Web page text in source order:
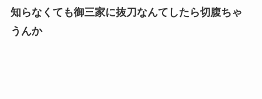
知らなくても御三家に抜刀なんてしたら切腹ちゃ
うんか